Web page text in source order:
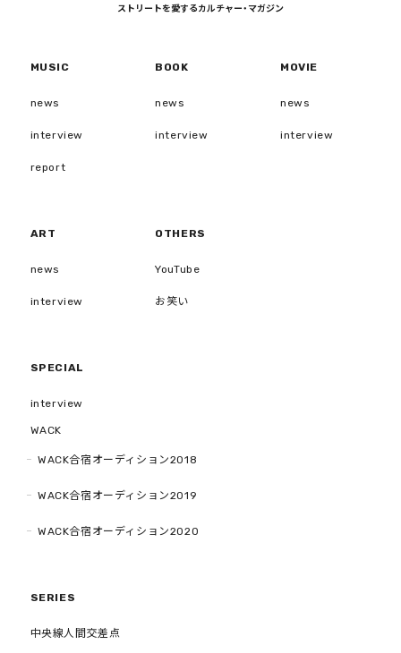
ストリートを愛するカルチャー・マガジン
MUSIC
news
interview
report
BOOK
news
interview
MOVIE
news
interview
ART
news
interview
OTHERS
YouTube
お笑い
SPECIAL
interview
WACK
WACK合宿オーディション2018
WACK合宿オーディション2019
WACK合宿オーディション2020
SERIES
中央線人間交差点